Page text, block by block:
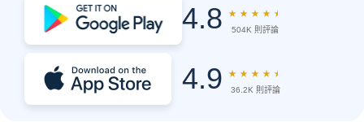
4.8 ★ ★ ★ ★ ★
504K 則評論
4.9 ★ ★ ★ ★ ★
36.2K 則評論